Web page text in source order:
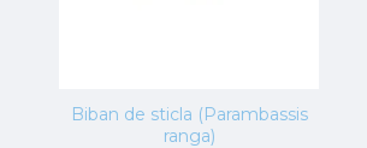
Biban de sticla (Parambassis
ranga)